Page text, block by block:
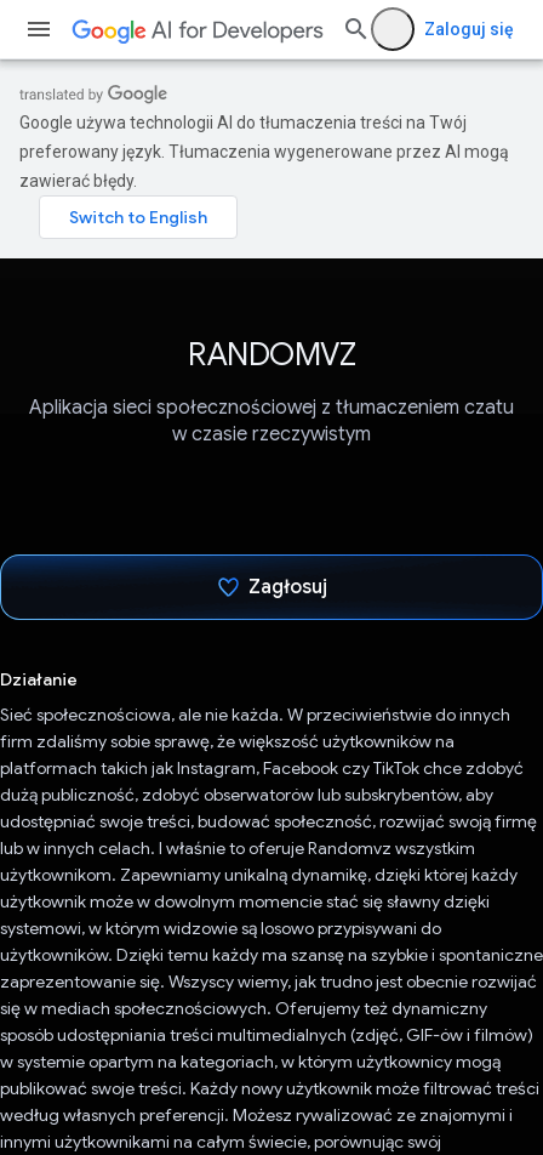
Zaloguj się
Google używa technologii AI do tłumaczenia treści na Twój
preferowany język. Tłumaczenia wygenerowane przez AI mogą
zawierać błędy.
RANDOMVZ
Aplikacja sieci społecznościowej z tłumaczeniem czatu
w czasie rzeczywistym
Zagłosuj
Działanie
Sieć społecznościowa, ale nie każda. W przeciwieństwie do innych
firm zdaliśmy sobie sprawę, że większość użytkowników na
platformach takich jak Instagram, Facebook czy TikTok chce zdobyć
dużą publiczność, zdobyć obserwatorów lub subskrybentów, aby
udostępniać swoje treści, budować społeczność, rozwijać swoją firmę
lub w innych celach. I właśnie to oferuje Randomvz wszystkim
użytkownikom. Zapewniamy unikalną dynamikę, dzięki której każdy
użytkownik może w dowolnym momencie stać się sławny dzięki
systemowi, w którym widzowie są losowo przypisywani do
użytkowników. Dzięki temu każdy ma szansę na szybkie i spontaniczne
zaprezentowanie się. Wszyscy wiemy, jak trudno jest obecnie rozwijać
się w mediach społecznościowych. Oferujemy też dynamiczny
sposób udostępniania treści multimedialnych (zdjęć, GIF-ów i filmów)
w systemie opartym na kategoriach, w którym użytkownicy mogą
publikować swoje treści. Każdy nowy użytkownik może filtrować treści
według własnych preferencji. Możesz rywalizować ze znajomymi i
innymi użytkownikami na całym świecie, porównując swój